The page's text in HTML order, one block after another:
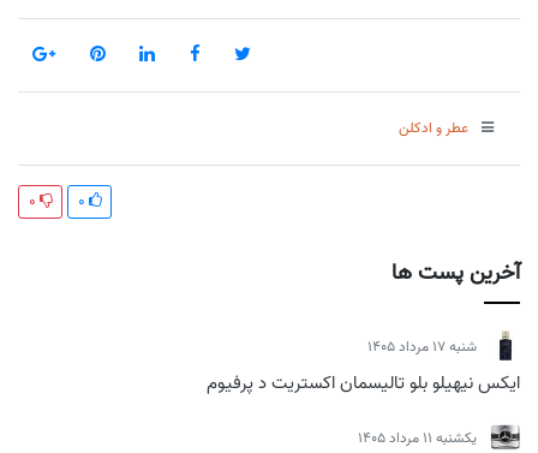
آخرین پست ها
شنبه 17 مرداد 1405
ایکس نیهیلو بلو تالیسمان اکستریت د پرفیوم
يكشنبه 11 مرداد 1405
عطر و ادکلن